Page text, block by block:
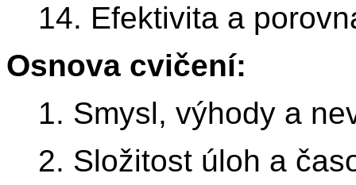
14. Efektivita a
Osnova cvičení:
1. Smysl, výhody a
2. Složitost úloh a